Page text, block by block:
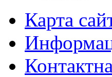
Карта